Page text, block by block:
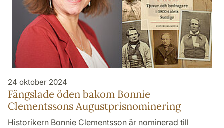
24 oktober 2024
Fängslade öden bakom Bonnie
Clementssons Augustprisnominering
Historikern Bonnie Clementsson är nominerad till